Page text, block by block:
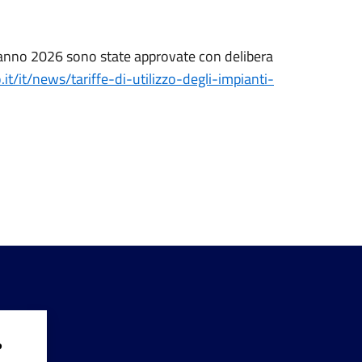
2026 sono state approvate con delibera
it/news/tariffe-di-utilizzo-degli-impianti-